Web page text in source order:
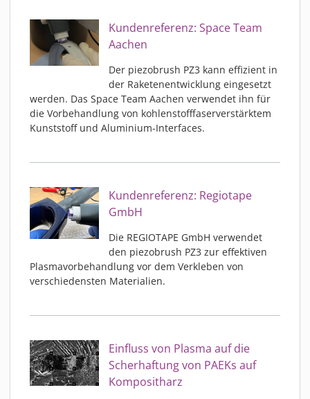
Kundenreferenz: Space Team
Aachen
Der piezobrush PZ3 kann effizient in
der Raketenentwicklung eingesetzt
werden. Das Space Team Aachen verwendet ihn für
die Vorbehandlung von kohlenstofffaserverstärktem
Kunststoff und Aluminium-Interfaces.
Kundenreferenz: Regiotape
GmbH
Die REGIOTAPE GmbH verwendet
den piezobrush PZ3 zur effektiven
Plasmavorbehandlung vor dem Verkleben von
verschiedensten Materialien.
Einfluss von Plasma auf die
Scherhaftung von PAEKs auf
Kompositharz